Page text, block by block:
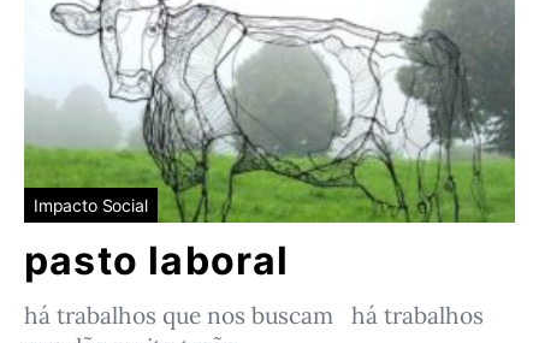
Impacto Social
pasto laboral
há trabalhos que nos buscam há trabalhos